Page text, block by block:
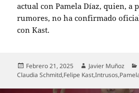
actual con Pamela Díaz, quien, a
rumores, no ha confirmado
con Kast.
Publicado
el
Febrero 21, 2025 Autor
Javier Muñoz
Claudia Schmitd,Felipe Kast,Intrusos,